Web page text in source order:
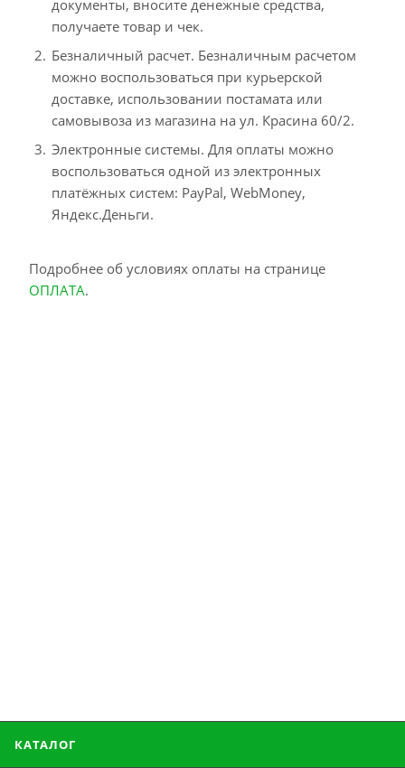
документы, вносите денежные средства,
получаете товар и чек.
Безналичный расчет. Безналичным расчетом
можно воспользоваться при курьерской
доставке, использовании постамата или
самовывоза из магазина на ул. Красина 60/2.
Электронные системы. Для оплаты можно
воспользоваться одной из электронных
платёжных систем: PayPal, WebMoney,
Яндекс.Деньги.
Подробнее об условиях оплаты на странице
ОПЛАТА.
КАТАЛОГ